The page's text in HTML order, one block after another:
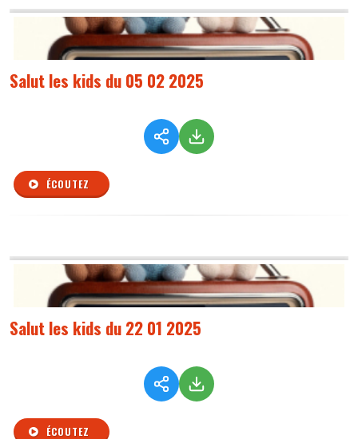
Salut les kids du 05 02 2025
ÉCOUTEZ
Salut les kids du 22 01 2025
ÉCOUTEZ